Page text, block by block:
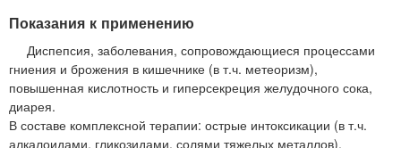
Показания к применению
Диспепсия, заболевания, сопровождающиеся процессами
гниения и брожения в кишечнике (в т.ч. метеоризм),
повышенная кислотность и гиперсекреция желудочного сока,
диарея.
В составе комплексной терапии: острые интоксикации (в т.ч.
алкалоидами, гликозидами, солями тяжелых металлов),